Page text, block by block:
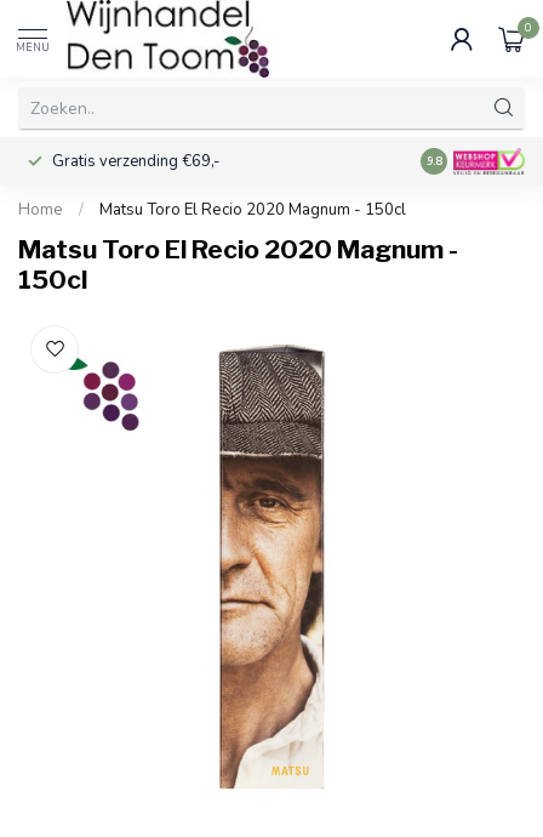
MENU
0
Gratis verzending €69,- Voor 16:00
9.8
Home / Matsu Toro El Recio 2020 Magnum - 150cl
Matsu Toro El Recio 2020 Magnum -
150cl